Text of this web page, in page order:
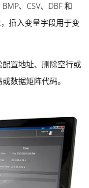
、CSV、DBF 和
插入变量字段用于变
置地址、删除空行或
数据矩阵代码。